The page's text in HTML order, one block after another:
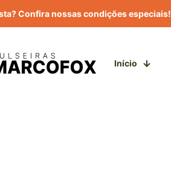
Confira nossas condições especiais!
Início